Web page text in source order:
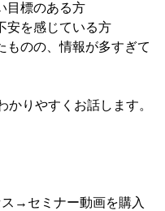
目標のある方
安を感じている方
ものの、情報が多すぎて
りやすくお話します。
→セミナー動画を購入